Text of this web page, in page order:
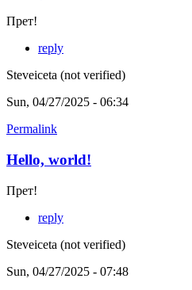
Прет!
reply
Steveiceta (not verified)
Sun, 04/27/2025 - 06:34
Permalink
Hello, world!
Прет!
reply
Steveiceta (not verified)
Sun, 04/27/2025 - 07:48